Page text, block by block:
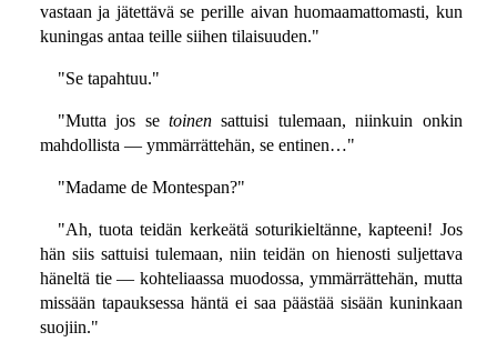
vastaan ja jätettävä se perille aivan huomaamattomasti, kun
kuningas antaa teille siihen tilaisuuden."
"Se tapahtuu."
"Mutta jos setoinen sattuisi tulemaan, niinkuin onkin
mahdollista — ymmärrättehän, se entinen…"
"Madame de Montespan?"
"Ah, tuota teidän kerkeätä soturikieltänne, kapteeni! Jos
hän siis sattuisi tulemaan, niin teidän on hienosti suljettava
häneltä tie — kohteliaassa muodossa, ymmärrättehän, mutta
missään tapauksessa häntä ei saa päästää sisään kuninkaan
suojiin."